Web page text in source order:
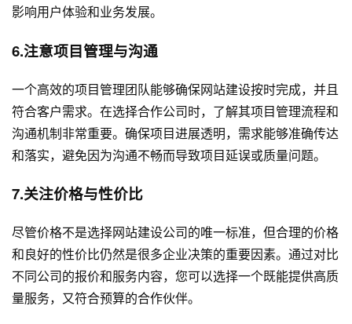
影响用户体验和业务发展。
6.注意项目管理与沟通
一个高效的项目管理团队能够确保网站建设按时完成，并且
符合客户需求。在选择合作公司时，了解其项目管理流程和
沟通机制非常重要。确保项目进展透明，需求能够准确传达
和落实，避免因为沟通不畅而导致项目延误或质量问题。
7.关注价格与性价比
尽管价格不是选择网站建设公司的唯一标准，但合理的价格
和良好的性价比仍然是很多企业决策的重要因素。通过对比
不同公司的报价和服务内容，您可以选择一个既能提供高质
量服务，又符合预算的合作伙伴。